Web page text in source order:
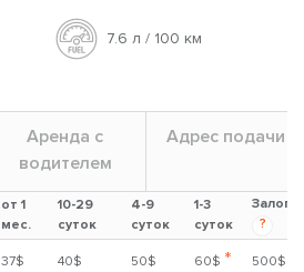
7.6 л / 100 км
Аренда с
водителем
Адрес подачи
от 1
мес.
10-29
суток
4-9
суток
1-3
суток
Залог
?
37$ 40$ 50$ 60$ * 500$